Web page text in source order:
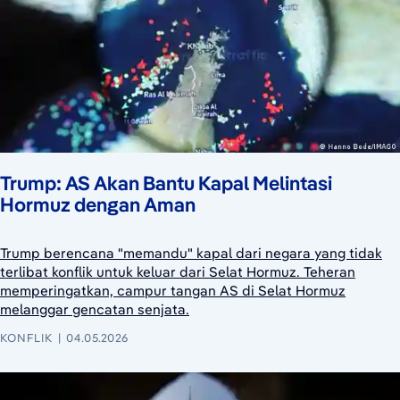
Trump: AS Akan Bantu Kapal Melintasi
Hormuz dengan Aman
Trump berencana "memandu" kapal dari negara yang tidak
terlibat konflik untuk keluar dari Selat Hormuz. Teheran
memperingatkan, campur tangan AS di Selat Hormuz
melanggar gencatan senjata.
KONFLIK 04.05.2026